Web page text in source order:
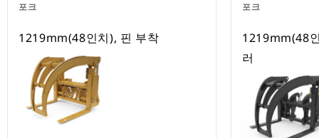
포크
1219mm(48인치), 핀 부착
포크
1219mm(48
러